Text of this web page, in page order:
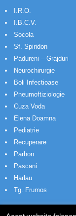
I.R.O.
I.B.C.V.
Socola
Sf. Spiridon
Padureni – Grajduri
Neurochirurgie
Boli Infectioase
Pneumoftiziologie
Cuza Voda
Elena Doamna
Pediatrie
Recuperare
Parhon
Pascani
Harlau
Tg. Frumos